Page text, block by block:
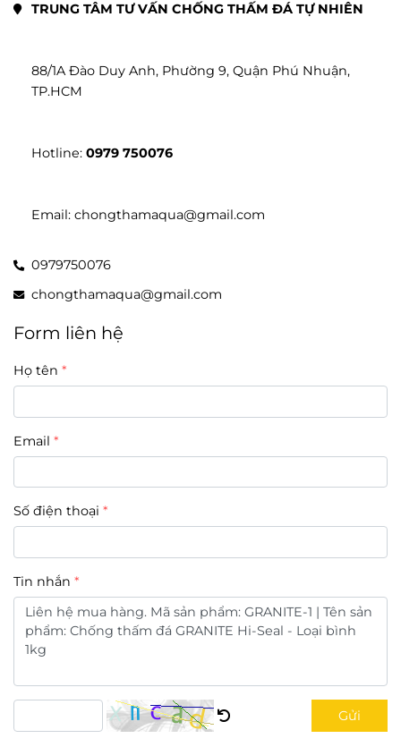
TRUNG TÂM TƯ VẤN CHỐNG THẤM ĐÁ TỰ NHIÊN
88/1A Đào Duy Anh, Phường 9, Quận Phú Nhuận,
TP.HCM
Hotline: 0979 750076
Email: chongthamaqua@gmail.com
0979750076
chongthamaqua@gmail.com
Form liên hệ
Họ tên
Email
Số điện thoại
Tin nhắn
Gửi